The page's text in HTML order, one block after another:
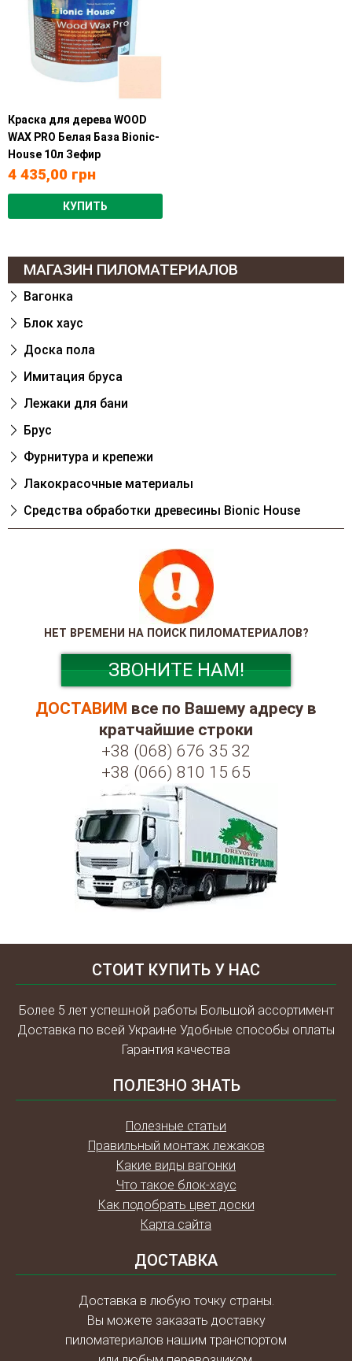
Краска для дерева WOOD
WAX PRO Белая База Bionic-
House 10л Зефир
4 435,00 грн
КУПИТЬ
МАГАЗИН ПИЛОМАТЕРИАЛОВ
Вагонка
Блок хаус
Доска пола
Имитация бруса
Лежаки для бани
Брус
Фурнитура и крепежи
Лакокрасочные материалы
Cредства обработки древесины Bionic House
НЕТ ВРЕМЕНИ НА ПОИСК ПИЛОМАТЕРИАЛОВ?
ЗВОНИТЕ НАМ!
ДОСТАВИМ все по Вашему адресу в
кратчайшие строки
+38 (068) 676 35 32
+38 (066) 810 15 65
СТОИТ КУПИТЬ У НАС
Более 5 лет успешной работы Большой ассортимент
Доставка по всей Украине Удобные способы оплаты
Гарантия качества
ПОЛЕЗНО ЗНАТЬ
Полезные статьи
Правильный монтаж лежаков
Какие виды вагонки
Что такое блок-хаус
Как подобрать цвет доски
Карта сайта
ДОСТАВКА
Доставка в любую точку страны.
Вы можете заказать доставку
пиломатериалов нашим транспортом